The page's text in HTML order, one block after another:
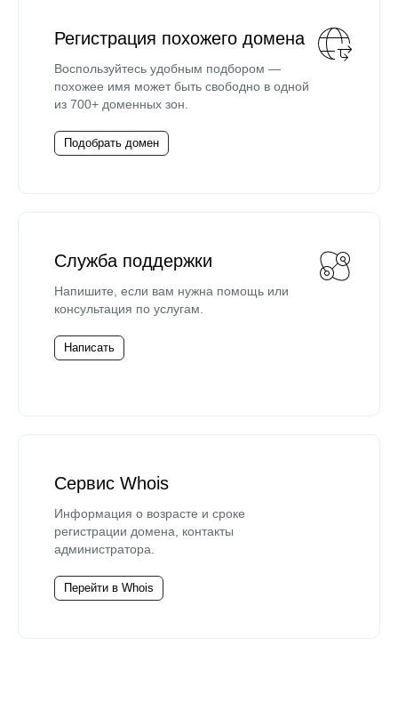
Регистрация похожего домена
Воспользуйтесь удобным подбором —
похожее имя может быть свободно в одной
из 700+ доменных зон.
Подобрать домен
Служба поддержки
Напишите, если вам нужна помощь или
консультация по услугам.
Написать
Сервис Whois
Информация о возрасте и сроке
регистрации домена, контакты
администратора.
Перейти в Whois